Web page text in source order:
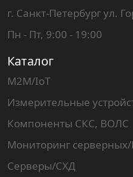
Каталог
M2M/IoT
Измерительные
Компоненты СКС, ВОЛС
Мониторинг
Серверы/СХД
г. Санкт-Петербург ул.
Пн - Пт, 9:00 - 19:00